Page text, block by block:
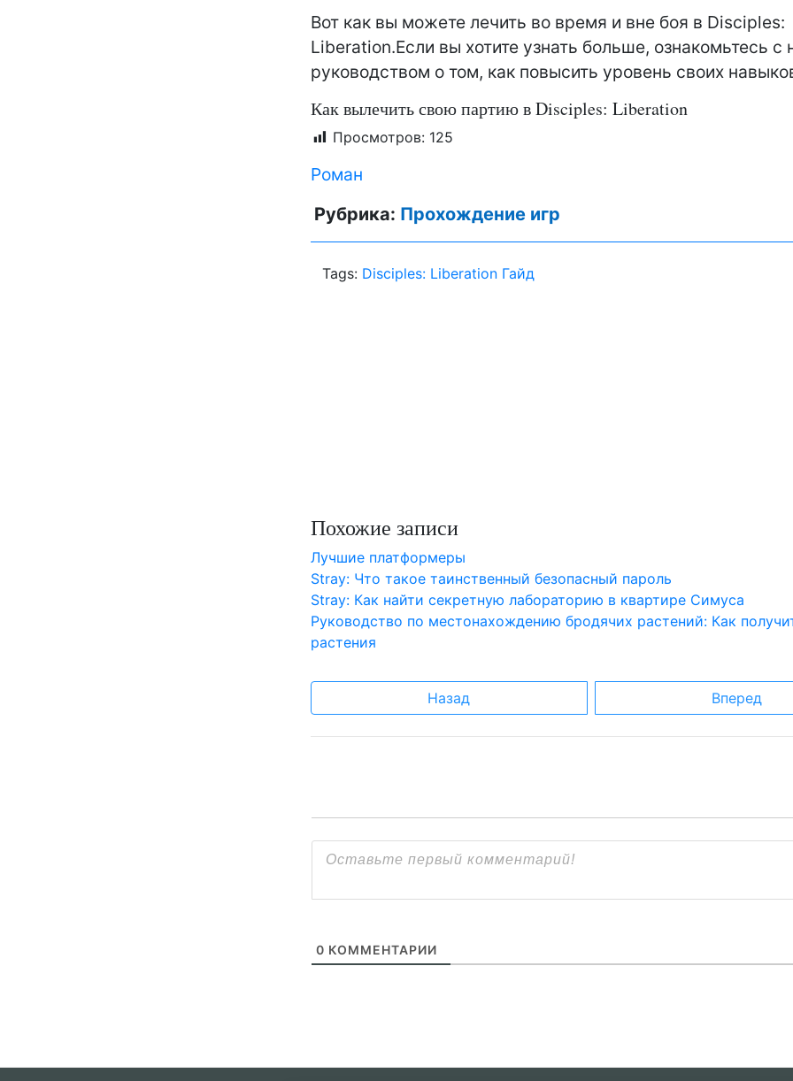
Вот как вы можете лечить во время и вне боя в Disciples:
Liberation.Если вы хотите узнать больше, ознакомьтесь с
руководством о том, как повысить уровень своих
Как вылечить свою партию в Disciples: Liberation
Просмотров: 125
Роман
Рубрика: Прохождение игр
Tags: Disciples: Liberation Гайд
Похожие записи
Лучшие платформеры
Stray: Что такое таинственный безопасный пароль
Stray: Как найти секретную лабораторию в квартире Симуса
Руководство по местонахождению бродячих растений: Как
растения
Назад Вперед
0 КОММЕНТАРИИ